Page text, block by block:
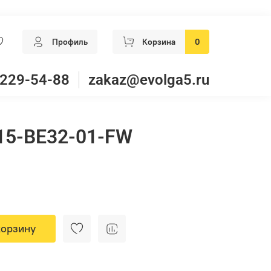
Профиль Корзина 0
54-88 zakaz@evolga5.ru
BE32-01-FW